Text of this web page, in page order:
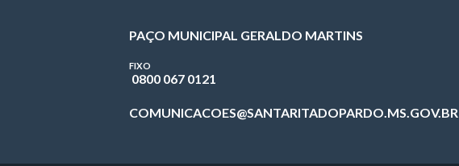
PAÇO MUNICIPAL GERALDO MARTINS
FIXO
0800 067 0121
COMUNICACOES@SANTARITADOPARDO.MS.GOV.BR